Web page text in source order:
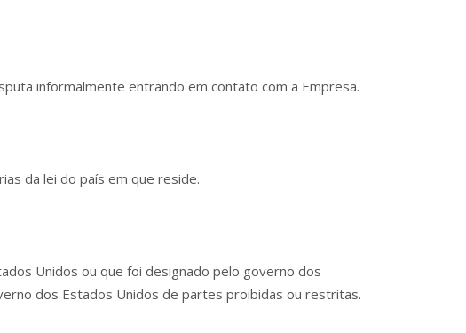
informalmente entrando em contato com a Empresa.
da lei do país em que reside.
Unidos ou que foi designado pelo governo dos
dos Estados Unidos de partes proibidas ou restritas.